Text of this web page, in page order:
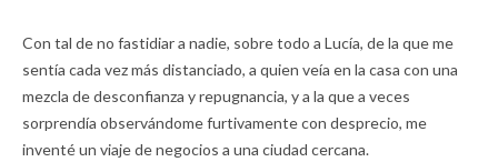
Con tal de no fastidiar a nadie, sobre todo a Lucía, de la que me
sentía cada vez más distanciado, a quien veía en la casa con una
mezcla de desconfianza y repugnancia, y a la que a veces
sorprendía observándome furtivamente con desprecio, me
inventé un viaje de negocios a una ciudad cercana.